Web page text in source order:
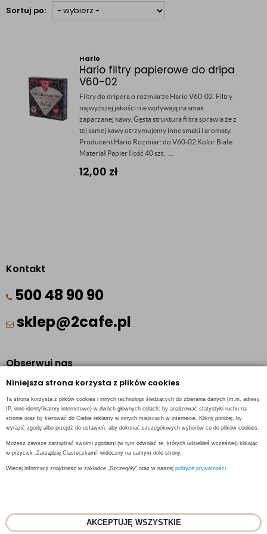
Niniejsza strona korzysta z plików cookies
Ta strona korzysta z plików cookies i innych technologii śledzących do zbierania danych (m.in. adresy
IP, inne identyfikatory internetowe) w dwóch głównych celach: by analizować statystyki ruchu na
stronie oraz by kierować do Ciebie reklamy w innych miejscach w internecie. Kliknij poniżej, by
wyrazić zgodę albo przejdź do ustawień, aby dokonać szczegółowych wyborów co do plików cookies.
Możesz zawsze zarządzać swoimi zgodami (w tym odwołać te, których udzieliłeś wcześniej) klikając
w przycisk „Zarządzaj Ciasteczkami” widoczny na samym dole strony.
Więcej informacji znajdziesz w zakładce „Szczegóły” oraz w naszej polityce prywatności.
AKCEPTUJĘ WSZYSTKIE
Sortuj po:
Hario
Hario filtry papierowe do dripa
V60-02
Filtry do dripera o rozmiarze Hario V60-02. Filtry
najwyższej jakości nie wpływają na smak
zaparzanej kawy. Gęsta struktura filtra sprawia że z
tej samej kawy otrzymujemy inne smaki i aromaty.
Producent Hario Rozmiar: do V60-02 Kolor Białe
Materiał Papier Ilość 40 szt. ...
12,00 zł
Kontakt
500 48 90 90
sklep@2cafe.pl
Obserwuj nas
Facebook
Pinterest
Instagram